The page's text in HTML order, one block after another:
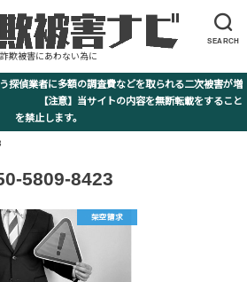
SEARCH
詐欺被害にあわない為に
探偵業者に多額の調査費などを取られる二次被害が増
【注意】当サイトの内容を無断転載をすること
を禁止します。
5809-8423
架空請求